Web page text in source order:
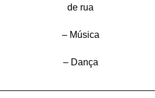
de rua
– Música
– Dança